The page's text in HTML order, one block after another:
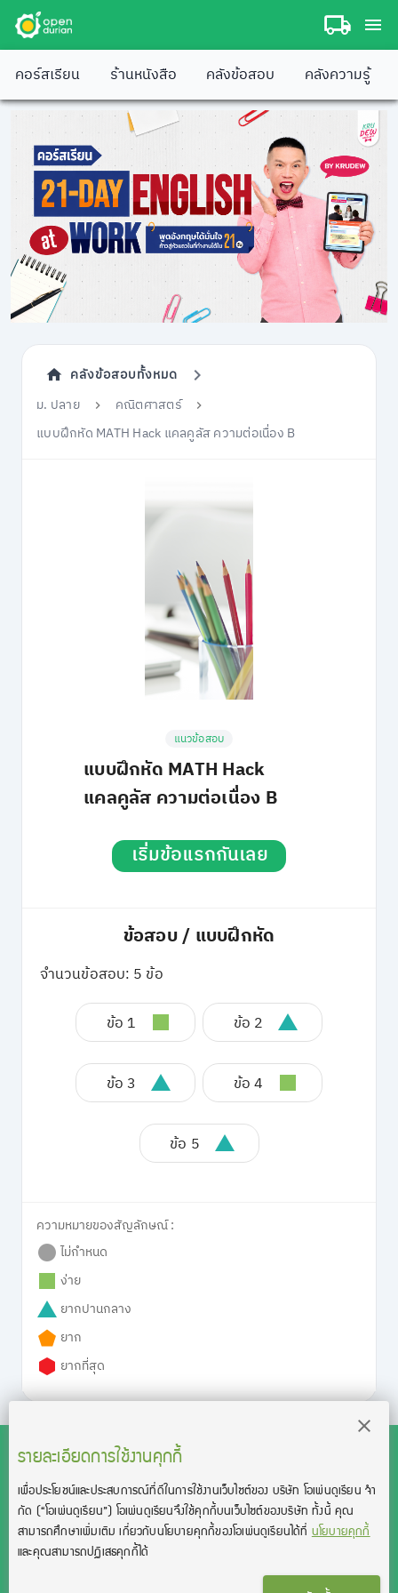
คอร์สเรียน ร้านหนังสือ คลังข้อสอบ คลังความรู้
คลังข้อสอบทั้งหมด
ม. ปลาย
คณิตศาสตร์
แบบฝึกหัด MATH Hack แคลคูลัส ความต่อเนื่อง B
แนวข้อสอบ
แบบฝึกหัด MATH Hack
แคลคูลัส ความต่อเนื่อง B
เริ่มข้อแรกกันเลย
ข้อสอบ / แบบฝึกหัด
จำนวนข้อสอบ: 5 ข้อ
ข้อ 1 ข้อ 2
ข้อ 3 ข้อ 4
ข้อ 5
ความหมายของสัญลักษณ์ :
ไม่กำหนด
ง่าย
ยากปานกลาง
ยาก
ยากที่สุด
รายละเอียดการใช้งานคุกกี้
เพื่อประโยชน์และประสบการณ์ที่ดีในการใช้งานเว็บไซต์ของ บริษัท โอเพ่นดูเรียน จํา
กัด (“โอเพ่นดูเรียน”)โอเพ่นดูเรียนจึงใช้คุกกี้บนเว็บไซต์ของบริษัท ทั้งนี้ คุณ
สามารถศึกษาเพิ่มเติม เกี่ยวกับนโยบายคุกกี้ของโอเพ่นดูเรียนได้ที่นโยบายคุกกี้
และคุณสามารถปฏิเสธคุกกี้ได้
สงวนลิขสิทธิ์โดย บริษัท โอเพ่นดูเรียน จำกัด 2021 ©︎ OpenDurian
Co., Ltd.
TOEIC® and TOEFL® are registered trademarks of Educational Testing